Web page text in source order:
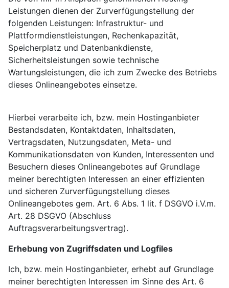
Leistungen dienen der Zurverfügungstellung der
folgenden Leistungen: Infrastruktur- und
Plattformdienstleistungen, Rechenkapazität,
Speicherplatz und Datenbankdienste,
Sicherheitsleistungen sowie technische
Wartungsleistungen, die ich zum Zwecke des Betriebs
dieses Onlineangebotes einsetze.
Hierbei verarbeite ich, bzw. mein Hostinganbieter
Bestandsdaten, Kontaktdaten, Inhaltsdaten,
Vertragsdaten, Nutzungsdaten, Meta- und
Kommunikationsdaten von Kunden, Interessenten und
Besuchern dieses Onlineangebotes auf Grundlage
meiner berechtigten Interessen an einer effizienten
und sicheren Zurverfügungstellung dieses
Onlineangebotes gem. Art. 6 Abs. 1 lit. f DSGVO i.V.m.
Art. 28 DSGVO (Abschluss
Auftragsverarbeitungsvertrag).
Erhebung von Zugriffsdaten und Logfiles
Ich, bzw. mein Hostinganbieter, erhebt auf Grundlage
meiner berechtigten Interessen im Sinne des Art. 6